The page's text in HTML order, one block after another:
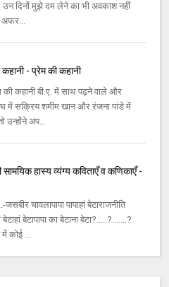
दिनों मुझे दम लेने का भी अवकाश नहीं
अफर...
- प्रेम की कहानी
की कहानी बी.ए. में साथ पढ़ने वाले और
में सक्रिय शमीम खान और रंजना पांडे में
उन्‍होंने अप...
हास्य व्यंग्य कविताएँ व कणिकाएँ -
चावलापापा पापाहां बेटाराजनीति
बेटापापा का बेटाना बेटा?.....?.......?
कोई ...